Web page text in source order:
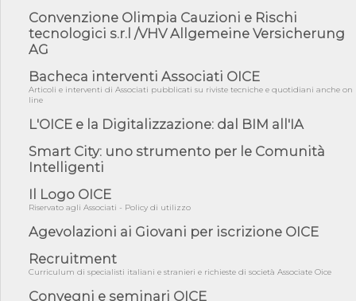
05/08/26 - DL Infrastrutture e PNRR è legge: approvata oggi la
fiducia...
05/08/26 - Focus OICE sul DDL di riforma della responsabilità
amminist...
05/08/26 - Anac: pubblicata la Relazione illustrativa al Bando tipo
2 s...
Professioni ...
05/08/26 - Successo OICE per il bando della Città metropolitana
di Reg...
Campa...
per ...
04/08/26 - International Sustainable Buildings Competition -
COP31, An...
04/08/26 - CdS, project financing: progetto di fattibilità da
Convenzione Olimpia Cauzioni e Rischi
tecnologici s.r.l /VHV Allgemeine Versicherung
AG
Bacheca interventi Associati OICE
Articoli e interventi di Associati pubblicati su riviste tecniche e quotidiani anche on
line
L'OICE e la Digitalizzazione: dal BIM all'IA
Smart City: uno strumento per le Comunità
Intelligenti
Il Logo OICE
Riservato agli Associati - Policy di utilizzo
Agevolazioni ai Giovani per iscrizione OICE
Recruitment
Curriculum di specialisti italiani e stranieri e richieste di società Associate Oice
Convegni e seminari OICE